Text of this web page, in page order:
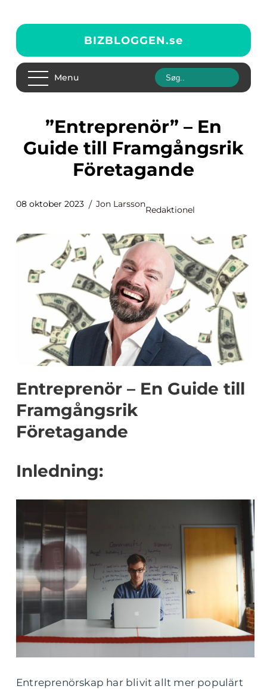
BIZBLOGGEN.se
Menu
”Entreprenör” – En
Guide till Framgångsrik
Företagande
08 oktober 2023 Jon Larsson
Redaktionel
Entreprenör – En Guide till
Framgångsrik
Företagande
Inledning:
Entreprenörskap har blivit allt mer populärt